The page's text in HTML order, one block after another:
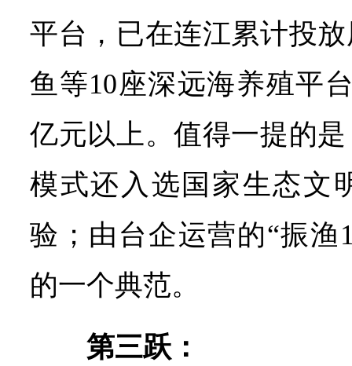
平台，已在连江累计投
鱼等10座深远海养殖平
亿元以上。值得一提的
模式还入选国家生态文
验；由台企运营的“振渔
的一个典范。
第三跃：